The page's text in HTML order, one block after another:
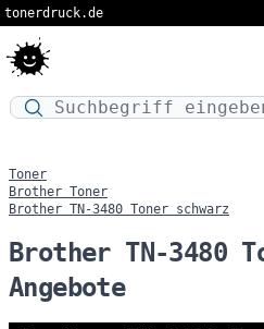
tonerdruck.de
Druckermodell oder
Toner
Brother Toner
Brother TN-3480 Toner schwarz
Brother TN-3480
Angebote